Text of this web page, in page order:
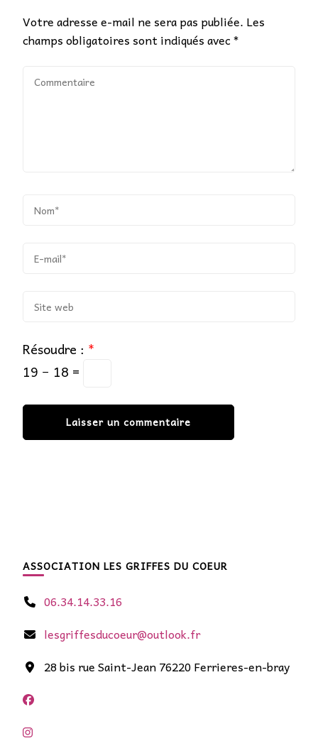
Votre adresse e-mail ne sera pas publiée. Les
champs obligatoires sont indiqués avec*
Résoudre : *
19 − 18 =
ASSOCIATION LES GRIFFES DU COEUR
06.34.14.33.16
lesgriffesducoeur@outlook.fr
28 bis rue Saint-Jean 76220 Ferrieres-en-bray